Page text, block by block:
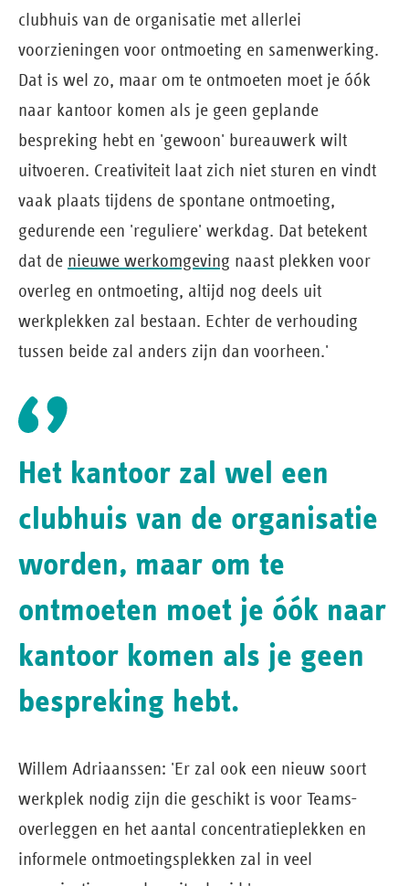
clubhuis van de organisatie met allerlei
voorzieningen voor ontmoeting en samenwerking.
Dat is wel zo, maar om te ontmoeten moet je óók
naar kantoor komen als je geen geplande
bespreking hebt en 'gewoon' bureauwerk wilt
uitvoeren. Creativiteit laat zich niet sturen en vindt
vaak plaats tijdens de spontane ontmoeting,
gedurende een 'reguliere' werkdag. Dat betekent
dat de nieuwe werkomgeving naast plekken voor
overleg en ontmoeting, altijd nog deels uit
werkplekken zal bestaan. Echter de verhouding
tussen beide zal anders zijn dan voorheen.'
Het kantoor zal wel een
clubhuis van de organisatie
worden, maar om te
ontmoeten moet je óók naar
kantoor komen als je geen
bespreking hebt.
Willem Adriaanssen: 'Er zal ook een nieuw soort
werkplek nodig zijn die geschikt is voor Teams-
overleggen en het aantal concentratieplekken en
informele ontmoetingsplekken zal in veel